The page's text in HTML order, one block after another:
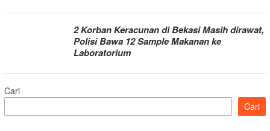
2 Korban Keracunan di Bekasi Masih dirawat,
Polisi Bawa 12 Sample Makanan ke
Laboratorium
Cari
Cari